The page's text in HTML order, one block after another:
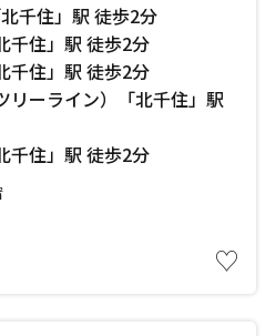
千住」駅 徒歩2分
千住」駅 徒歩2分
千住」駅 徒歩2分
リーライン）「北千住」駅
千住」駅 徒歩2分
♡